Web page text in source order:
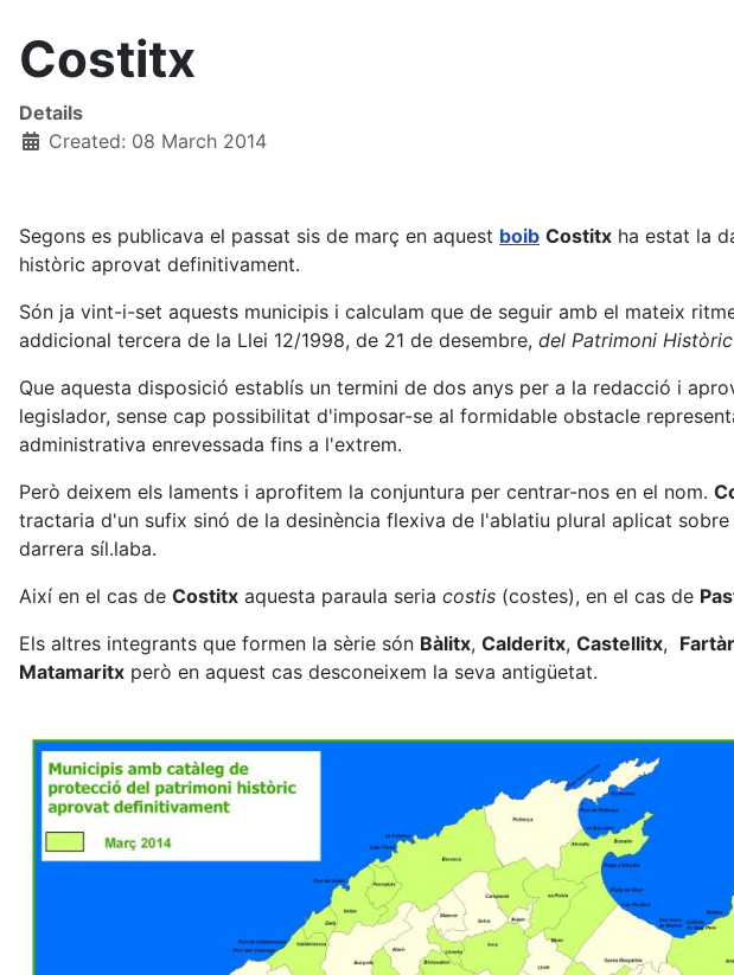
Costitx
Details
Created: 08 March 2014
Segons es publicava el passat sis de març en aquest boib Costitx ha estat la
històric aprovat definitivament.
Són ja vint-i-set aquests municipis i calculam que de seguir amb el mateix
addicional tercera de la Llei 12/1998, de 21 de desembre, del Patrimoni
Que aquesta disposició establís un termini de dos anys per a la redacció i
legislador, sense cap possibilitat d'imposar-se al formidable obstacle
administrativa enrevessada fins a l'extrem.
Però deixem els laments i aprofitem la conjuntura per centrar-nos en el nom.
tractaria d'un sufix sinó de la desinència flexiva de l'ablatiu plural aplicat
darrera síl.laba.
Així en el cas de Costitx aquesta paraula seria costis (costes), en el cas de
Els altres integrants que formen la sèrie són Bàlitx, Calderitx, Castellitx,
Matamaritx però en aquest cas desconeixem la seva antigüetat.